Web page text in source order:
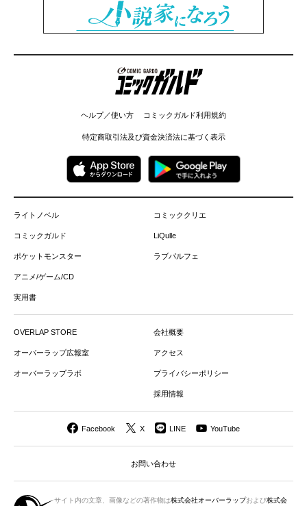
コミックガルド
ヘルプ／使い方 コミックガルド利用規約
特定商取引法及び資金決済法に基づく表示
ライトノベル
コミックガルド
ポケットモンスター
アニメ/ゲーム/CD
実用書
コミッククリエ
LiQulle
ラブパルフェ
OVERLAP STORE
オーバーラップ広報室
オーバーラップラボ
会社概要
アクセス
プライバシーポリシー
採用情報
Facebook X LINE YouTube
お問い合わせ
サイト内の文章、画像などの著作物は株式会社オーバーラップおよび株式会